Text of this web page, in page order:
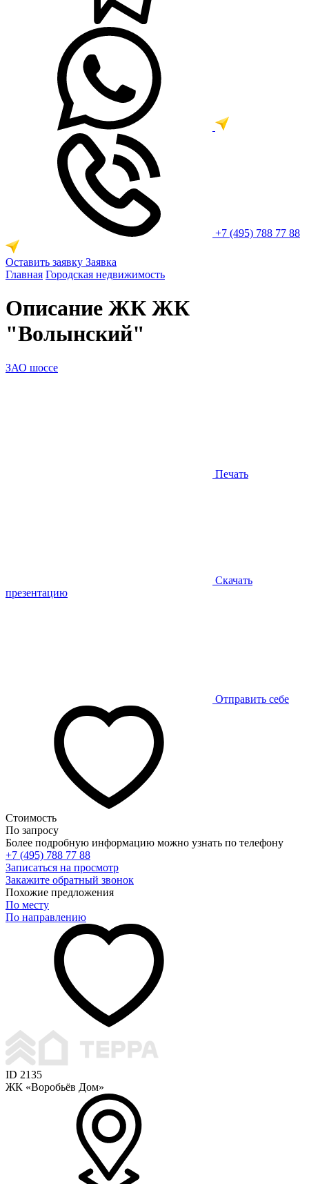
+7 (495) 788 77 88
Оставить заявку Заявка
Главная Городская недвижимость
Описание ЖК ЖК
"Волынский"
ЗАО шоссе
Печать
Скачать
презентацию
Отправить себе
Стоимость
По запросу
Более подробную информацию можно узнать по телефону
+7 (495) 788 77 88
Записаться на просмотр
Закажите обратный звонок
Похожие предложения
По месту
По направлению
ID 2135
ЖК «Воробьёв Дом»